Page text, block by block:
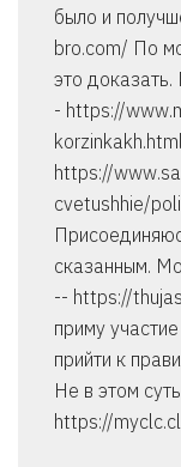
было и
bro.com/ По
это
- https://
https://
cvetushhie/
сказанным.
-- https://
приму
прийти к
Не в этом
https://